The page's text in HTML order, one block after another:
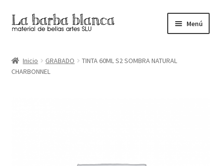
Ir
a
navegación
Ir
al
Menú
Carrito
Inicio GRABADO
TINTA 60ML S2 SOMBRA NATURAL
CHARBONNEL